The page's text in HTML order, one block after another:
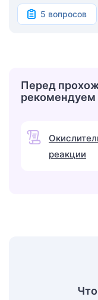
5 вопросов
Перед
рекомендуем
реакции